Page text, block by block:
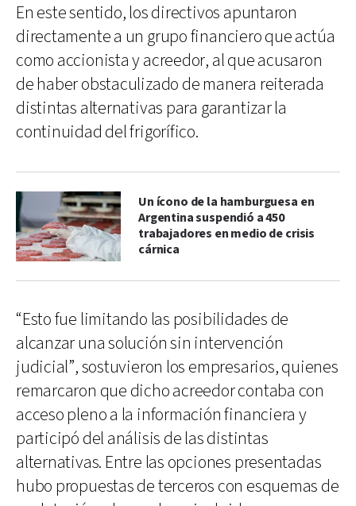
En este sentido, los directivos apuntaron
directamente a un grupo financiero que actúa
como accionista y acreedor, al que acusaron
de haber obstaculizado de manera reiterada
distintas alternativas para garantizar la
continuidad del frigorífico.
Un ícono de la hamburguesa en
Argentina suspendió a 450
trabajadores en medio de crisis
cárnica
“Esto fue limitando las posibilidades de
alcanzar una solución sin intervención
judicial”, sostuvieron los empresarios, quienes
remarcaron que dicho acreedor contaba con
acceso pleno a la información financiera y
participó del análisis de las distintas
alternativas. Entre las opciones presentadas
hubo propuestas de terceros con esquemas de